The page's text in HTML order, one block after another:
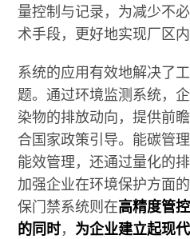
量控制与记录，为减少不
术手段，更好地实现厂区
系统的应用有效地解决了
题。通过环境监测系统，
染物的排放动向，提供前
合国家政策引导。能碳管
能效管理，还通过量化的
加强企业在环境保护方面
保门禁系统则在高精度管
的同时， 为企业建立起现